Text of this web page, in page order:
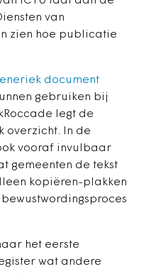
van
zien hoe publicatie
document
gebruiken bij
legt de
overzicht. In de
vooraf invulbaar
gemeenten de tekst
kopiëren-plakken
het eerste
wat andere